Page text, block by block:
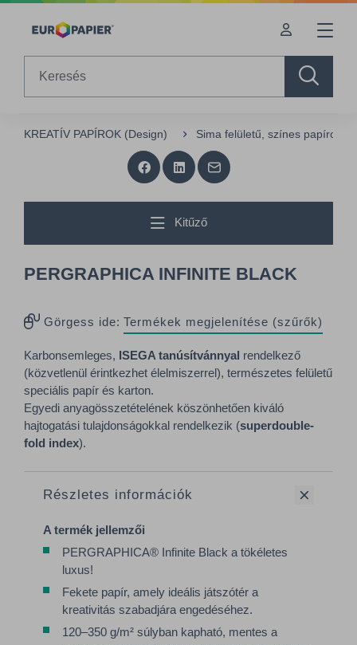
Table Of Content
KREATÍV PAPÍROK (Design) Sima felületű, színes papírok
Kitűző
PERGRAPHICA INFINITE BLACK
Görgess ide: Termékek megjelenítése (szűrők)
Karbonsemleges, ISEGA tanúsítvánnyal rendelkező
(közvetlenül érintkezhet élelmiszerrel), természetes felületű
speciális papír és karton.
Egyedi anyagösszetételének köszönhetően kiváló
hajtogatási tulajdonságokkal rendelkezik (superdouble-
fold index).
Részletes információk
A termék jellemzői
PERGRAPHICA® Infinite Black a tökéletes
luxus!
Fekete papír, amely ideális játszótér a
kreativitás szabadjára engedéséhez.
120–350 g/m² súlyban kapható, mentes a